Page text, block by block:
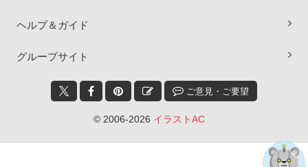
ヘルプ＆ガイド
グループサイト
ご意見・ご要望
© 2006-2026 イラストAC